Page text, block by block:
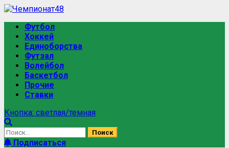
Футбол
Хоккей
Единоборства
Футзал
Волейбол
Баскетбол
Прочие
Ставки
Кнопка: светлая/темная
Подписаться